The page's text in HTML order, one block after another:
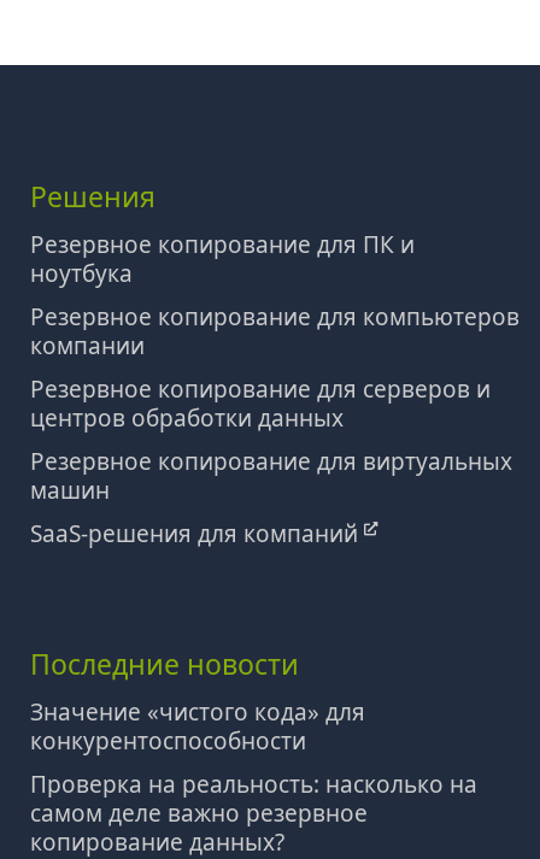
Решения
Резервное копирование для ПК и
ноутбука
Резервное копирование для компьютеров
компании
Резервное копирование для серверов и
центров обработки данных
Резервное копирование для виртуальных
машин
SaaS-решения для компаний
Последние новости
Значение «чистого кода» для
конкурентоспособности
Проверка на реальность: насколько на
самом деле важно резервное
копирование данных?